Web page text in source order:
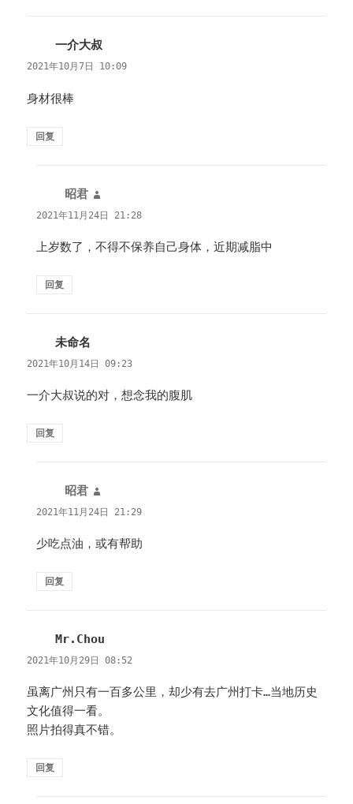
一介大叔
道：
2021年10月7日 10:09
身材很棒
回复
昭君
道：
2021年11月24日 21:28
上岁数了，不得不保养自己身体，近期减脂中
回复
未命名
道：
2021年10月14日 09:23
一介大叔说的对，想念我的腹肌
回复
昭君
道：
2021年11月24日 21:29
少吃点油，或有帮助
回复
Mr.Chou
道：
2021年10月29日 08:52
虽离广州只有一百多公里，却少有去广州打卡…当地历史
文化值得一看。
照片拍得真不错。
回复